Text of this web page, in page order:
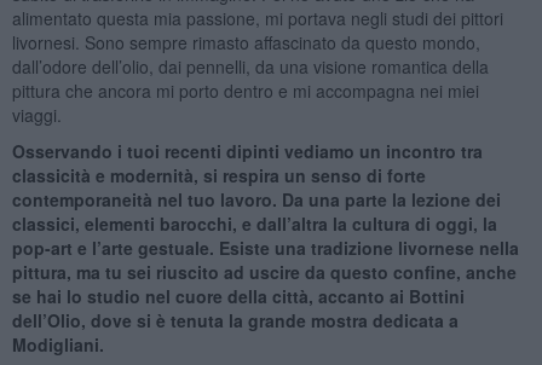
alimentato questa mia passione, mi portava negli studi dei pittori
livornesi. Sono sempre rimasto affascinato da questo mondo,
dall’odore dell’olio, dai pennelli, da una visione romantica della
pittura che ancora mi porto dentro e mi accompagna nei miei
viaggi.
Osservando i tuoi recenti dipinti vediamo un incontro tra
classicità e modernità, si respira un senso di forte
contemporaneità nel tuo lavoro. Da una parte la lezione dei
classici, elementi barocchi, e dall’altra la cultura di oggi, la
pop-art e l’arte gestuale. Esiste una tradizione livornese nella
pittura, ma tu sei riuscito ad uscire da questo confine, anche
se hai lo studio nel cuore della città, accanto ai Bottini
dell’Olio, dove si è tenuta la grande mostra dedicata a
Modigliani.